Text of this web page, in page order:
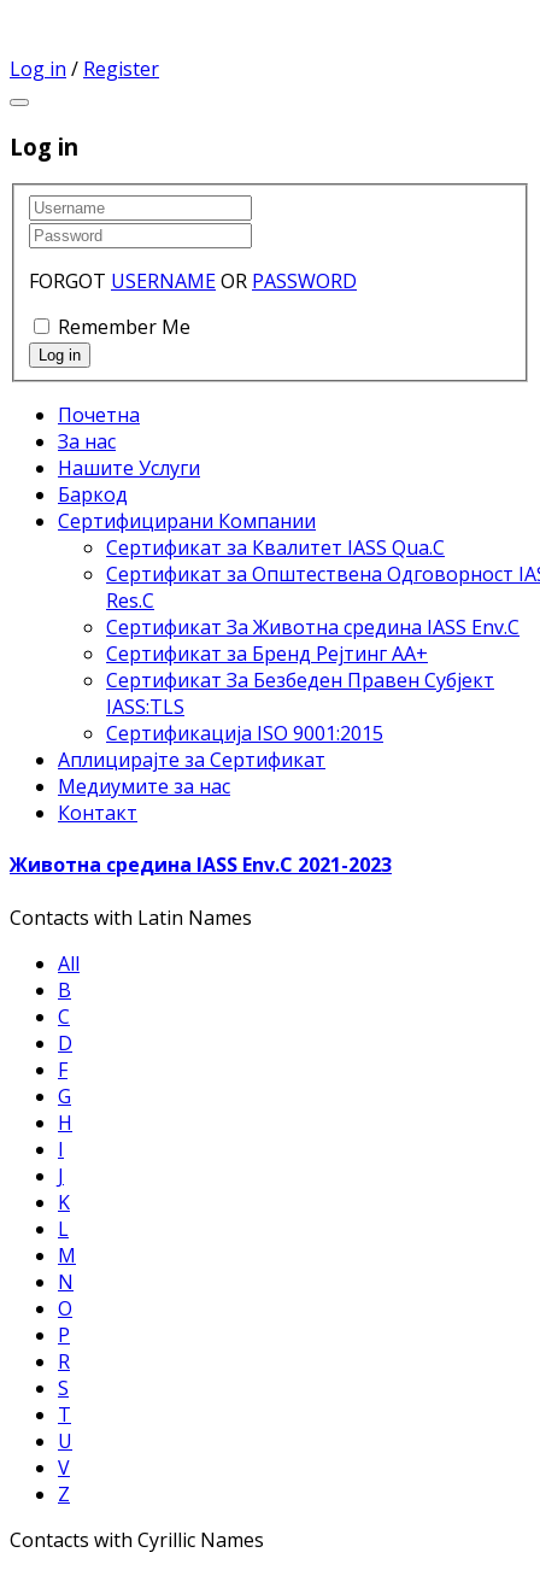
Log in / Register
Log in
FORGOT USERNAMEOR PASSWORD
Remember Me
Почетна
За нас
Нашите Услуги
Баркод
Сертифицирани Компании
Сертификат за Квалитет IASS Qua.C
Сертификат за Општествена Одговорност
Res.C
Сертификат За Животна средина IASS Env.C
Сертификат за Бренд Рејтинг АА+
Сертификат За Безбеден Правен Субјект
IASS:TLS
Сертификација ISO 9001:2015
Аплицирајте за Сертификат
Медиумите за нас
Контакт
Животна средина IASS Env.C 2021-2023
Contacts with Latin Names
All
B
C
D
F
G
H
I
J
K
L
M
N
O
P
R
S
T
U
V
Z
Contacts with Cyrillic Names